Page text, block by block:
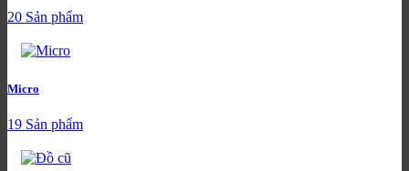
20 Sản phẩm
Micro
19 Sản phẩm